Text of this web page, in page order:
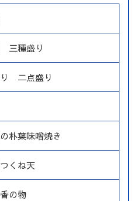
三種盛り
二点盛り
朴葉味噌焼き
くね天
の物